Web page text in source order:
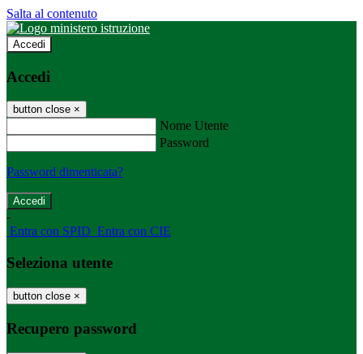
Salta al contenuto
Accedi
Accedi
button close ×
Nome Utente
Password
Password dimenticata?
-
Entra con SPID Entra con CIE
Seleziona utente
button close ×
Recupero password